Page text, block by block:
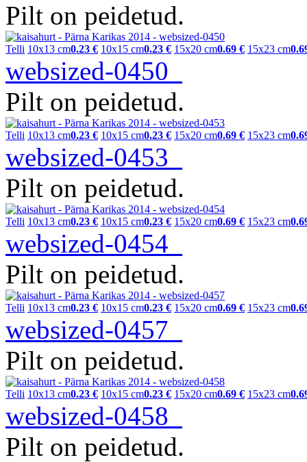
Pilt on peidetud.
Telli 10x13 cm0.23 € 10x15 cm0.23 € 15x20 cm0.69 € 15x23 cm
websized-0450
Pilt on peidetud.
Telli 10x13 cm0.23 € 10x15 cm0.23 € 15x20 cm0.69 € 15x23 cm
websized-0453
Pilt on peidetud.
Telli 10x13 cm0.23 € 10x15 cm0.23 € 15x20 cm0.69 € 15x23 cm
websized-0454
Pilt on peidetud.
Telli 10x13 cm0.23 € 10x15 cm0.23 € 15x20 cm0.69 € 15x23 cm
websized-0457
Pilt on peidetud.
Telli 10x13 cm0.23 € 10x15 cm0.23 € 15x20 cm0.69 € 15x23 cm
websized-0458
Pilt on peidetud.